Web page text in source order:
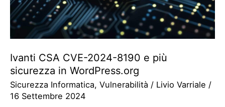
Ivanti CSA CVE-2024-8190 e più
sicurezza in WordPress.org
Sicurezza Informatica, Vulnerabilità / Livio Varriale /
16 Settembre 2024